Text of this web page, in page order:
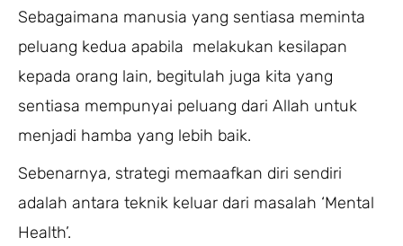
Sebagaimana manusia yang sentiasa meminta
peluang kedua apabila melakukan kesilapan
kepada orang lain, begitulah juga kita yang
sentiasa mempunyai peluang dari Allah untuk
menjadi hamba yang lebih baik.
Sebenarnya, strategi memaafkan diri sendiri
adalah antara teknik keluar dari masalah ‘Mental
Health’.